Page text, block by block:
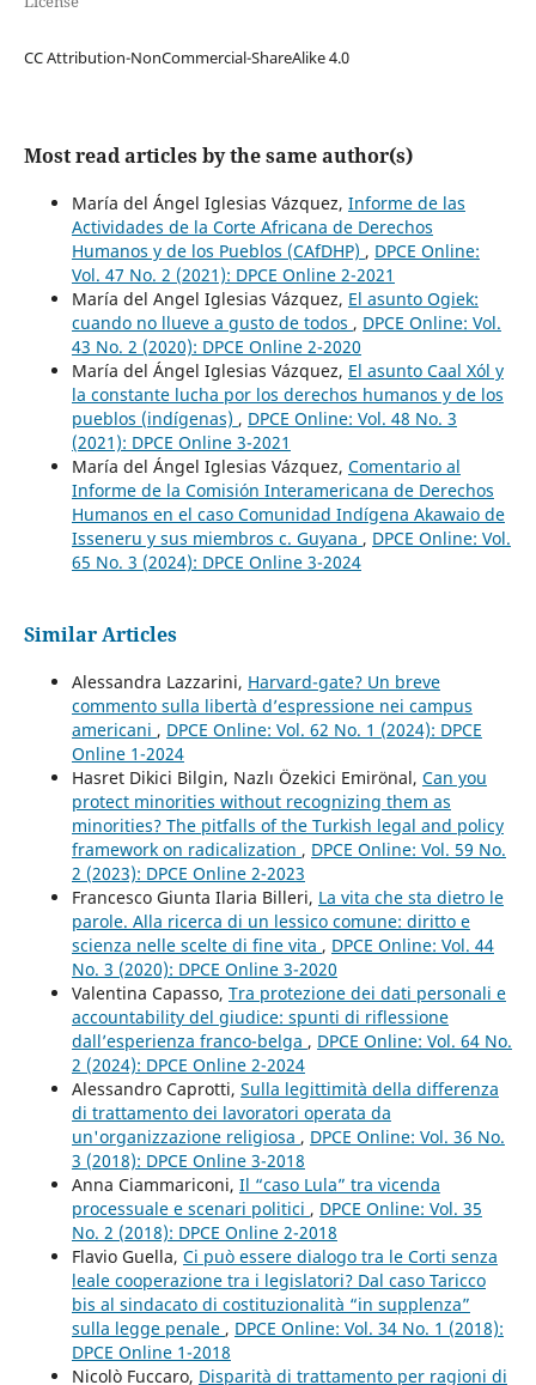
CC Attribution-NonCommercial-ShareAlike 4.0
Most read articles by the same author(s)
María del Ángel Iglesias Vázquez, Informe de las
Actividades de la Corte Africana de Derechos
Humanos y de los Pueblos (CAfDHP) , DPCE Online:
Vol. 47 No. 2 (2021): DPCE Online 2-2021
María del Angel Iglesias Vázquez, El asunto Ogiek:
cuando no llueve a gusto de todos , DPCE Online: Vol.
43 No. 2 (2020): DPCE Online 2-2020
María del Ángel Iglesias Vázquez, El asunto Caal Xól y
la constante lucha por los derechos humanos y de los
pueblos (indígenas) , DPCE Online: Vol. 48 No. 3
(2021): DPCE Online 3-2021
María del Ángel Iglesias Vázquez, Comentario al
Informe de la Comisión Interamericana de Derechos
Humanos en el caso Comunidad Indígena Akawaio de
Isseneru y sus miembros c. Guyana , DPCE Online: Vol.
65 No. 3 (2024): DPCE Online 3-2024
Similar Articles
Alessandra Lazzarini, Harvard-gate? Un breve
commento sulla libertà d’espressione nei campus
americani , DPCE Online: Vol. 62 No. 1 (2024): DPCE
Online 1-2024
Hasret Dikici Bilgin, Nazlı Özekici Emirönal, Can you
protect minorities without recognizing them as
minorities? The pitfalls of the Turkish legal and policy
framework on radicalization , DPCE Online: Vol. 59 No.
2 (2023): DPCE Online 2-2023
Francesco Giunta Ilaria Billeri, La vita che sta dietro le
parole. Alla ricerca di un lessico comune: diritto e
scienza nelle scelte di fine vita , DPCE Online: Vol. 44
No. 3 (2020): DPCE Online 3-2020
Valentina Capasso, Tra protezione dei dati personali e
accountability del giudice: spunti di riflessione
dall’esperienza franco-belga , DPCE Online: Vol. 64 No.
2 (2024): DPCE Online 2-2024
Alessandro Caprotti, Sulla legittimità della differenza
di trattamento dei lavoratori operata da
un'organizzazione religiosa , DPCE Online: Vol. 36 No.
3 (2018): DPCE Online 3-2018
Anna Ciammariconi, Il “caso Lula” tra vicenda
processuale e scenari politici , DPCE Online: Vol. 35
No. 2 (2018): DPCE Online 2-2018
Flavio Guella, Ci può essere dialogo tra le Corti senza
leale cooperazione tra i legislatori? Dal caso Taricco
bis al sindacato di costituzionalità “in supplenza”
sulla legge penale , DPCE Online: Vol. 34 No. 1 (2018):
DPCE Online 1-2018
Nicolò Fuccaro, Disparità di trattamento per ragioni di